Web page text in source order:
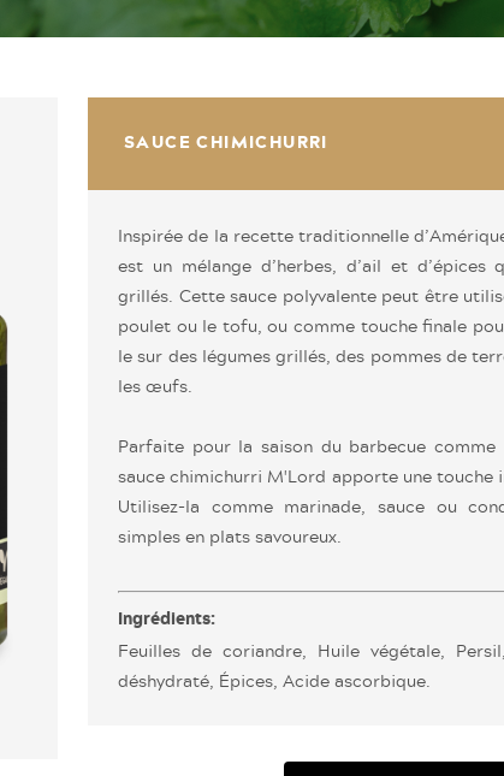
SAUCE CHIMICHURRI
Inspirée de la recette traditionnelle
est un mélange d’herbes, d’ail et d’épices
grillés. Cette sauce polyvalente peut être
poulet ou le tofu, ou comme touche finale
le sur des légumes grillés, des pommes de
les œufs.
Parfaite pour la saison du barbecue
sauce chimichurri M'Lord apporte une touche
Utilisez-la comme marinade, sauce ou
simples en plats savoureux.
Ingrédients:
Feuilles de coriandre, Huile végétale,
déshydraté, Épices, Acide ascorbique.